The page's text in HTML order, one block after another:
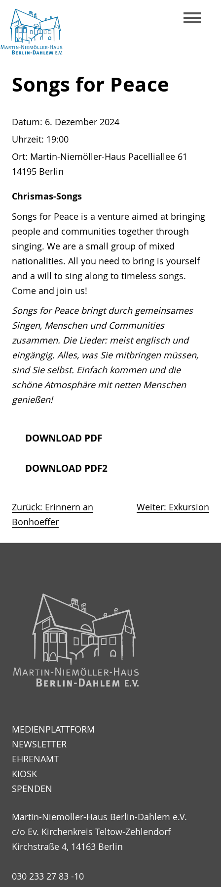
Skip
content
Niemöller-
Berlin-
Dahlem
Songs for Peace
Datum: 6. Dezember 2024
Uhrzeit: 19:00
Ort: Martin-Niemöller-Haus Pacelliallee 61
14195 Berlin
Chrismas-Songs
Songs for Peace is a venture aimed at bringing
people and communities together through
singing. We are a small group of mixed
nationalities. All you need to bring is yourself
and a will to sing along to timeless songs.
Come and join us!
Songs for Peace bringt durch gemeinsames
Singen, Menschen und Communities
zusammen. Die Lieder: meist englisch und
eingängig. Alles, was Sie mitbringen müssen,
sind Sie selbst. Einfach kommen und die
schöne Atmosphäre mit netten Menschen
genießen!
DOWNLOAD PDF
DOWNLOAD PDF2
Beitragsnavigation
Zurück: Erinnern an
Bonhoeffer
Weiter: Exkursion
MEDIENPLATTFORM
NEWSLETTER
EHRENAMT
KIOSK
SPENDEN
Martin-Niemöller-Haus Berlin-Dahlem e.V.
c/o Ev. Kirchenkreis Teltow-Zehlendorf
Kirchstraße 4, 14163 Berlin
030 233 27 83 -10